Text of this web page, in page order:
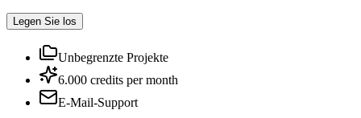
Legen Sie los
Unbegrenzte Projekte
6.000 credits per month
E-Mail-Support